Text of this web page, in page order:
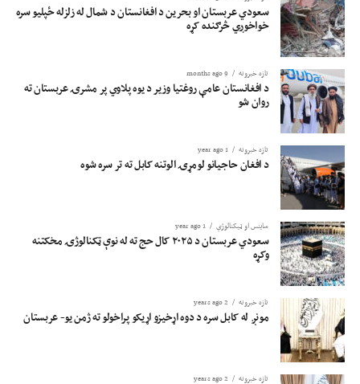
سعودي عربستان او بحرین د افغانستان د شمال له زلزله ځپلیو سره
خواخوږي څرګنده کړه
تازه خبرونه 9 months ago
د افغانستان عامې روغتیا وزیر د یوه پلاوي پر مشرۍ عربستان ته
روان شو
تازه خبرونه 1 year ago
د افغان حاجیانو لومړۍ الوتنه کابل ته تر سره شوه
ساینس او ​​ټیکنالوژي 1 year ago
سعودي عربستان د ۲۰۲۵ کال حج ته له نوې ټکنالوژۍ مخکتنه
وکړه
تازه خبرونه 2 years ago
مونږ له کابل سره د دوه اړخیزو اړیکو پراخولو ته ژمن یو- عربستان
تازه خبرونه 2 years ago